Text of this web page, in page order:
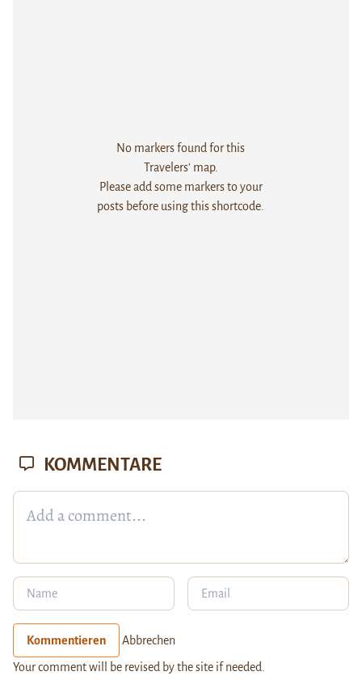
No markers found for this
Travelers' map.
Please add some markers to your
posts before using this shortcode.
KOMMENTARE
Kommentieren Abbrechen
Your comment will be revised by the site if needed.